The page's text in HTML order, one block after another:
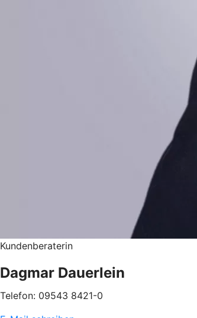
Kundenberaterin
Dagmar Dauerlein
Telefon: 09543 8421-0